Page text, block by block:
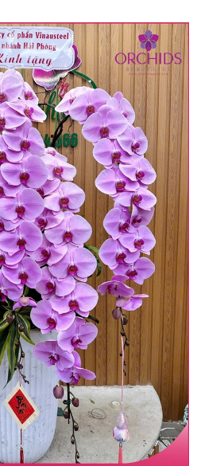
giao trong nội thành,
theo yêu cầu khách
kết với các cửa hàng
vụ giao hoa tận nơi, mỗi
khác nhau (tùy vào chi
liệu,..) nên giá có thể sẽ
yết trên website. Khách
vui lòng chủ động hỏi lại
shop sẽ chủ động báo giá
giao hàng cụ thể.